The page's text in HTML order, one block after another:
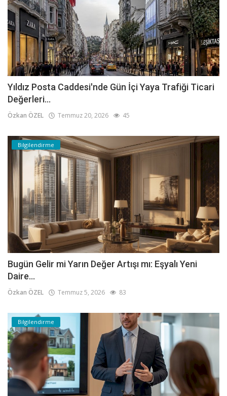
Yıldız Posta Caddesi'nde Gün İçi Yaya Trafiği Ticari
Değerleri...
Özkan ÖZEL Temmuz 20, 2026 45
Bilgilendirme
Bugün Gelir mi Yarın Değer Artışı mı: Eşyalı Yeni
Daire...
Özkan ÖZEL Temmuz 5, 2026 83
Bilgilendirme